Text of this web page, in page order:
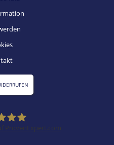
ProvenExpert.com